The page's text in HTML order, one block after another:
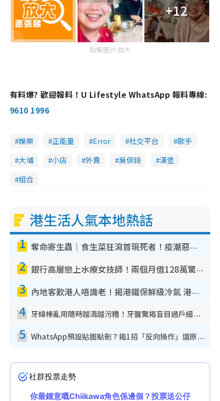
+12
點擊圖片放大
有料爆? 歡迎報料！U Lifestyle WhatsApp 報料專線:
9610 1996
娛樂 正能量 Error 社交平台
歌手
大埔
小店 外賣 吳保錡
漢堡
組合
港生活人氣本地熱話
1 奪命寄生蟲｜食生菜狂瀉首現死者！疫潮惡化錄1.8萬宗病例 揭洗菜3大謬誤
2 銀行高層戀上水療女技師！兩個月借128萬驚覺「沉船」沉落火海 揭背後疑似邪教操控賣淫
3 內地客歎港人唔識老！揭港鐵保鮮級冷氣 港人求放過：咪投訴
4 牙線棒亂用隨時越清越污糟！牙醫驚揭盲目過戶細菌恐致蛀牙：呢種先係日常真保養
5 WhatsApp預設貼圖點刪？揭1招「反向操作」還原簡潔介面 附3步實測教學